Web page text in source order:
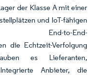
der Klasse A mit einer
und IoT-fähigen
End-to-End-
die Echtzeit-Verfolgung
es Lieferanten,
Anbieter, die